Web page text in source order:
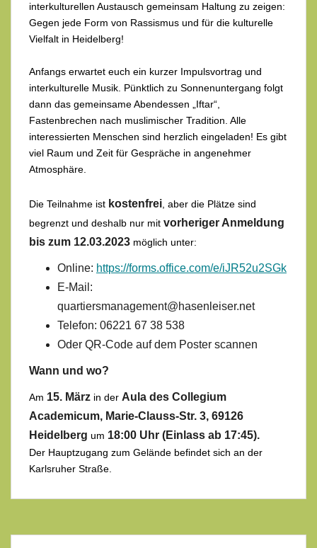
interkulturellen Austausch gemeinsam Haltung zu zeigen:
Gegen jede Form von Rassismus und für die kulturelle
Vielfalt in Heidelberg!
Anfangs erwartet euch ein kurzer Impulsvortrag und
interkulturelle Musik. Pünktlich zu Sonnenuntergang folgt
dann das gemeinsame Abendessen „Iftar“,
Fastenbrechen nach muslimischer Tradition. Alle
interessierten Menschen sind herzlich eingeladen! Es gibt
viel Raum und Zeit für Gespräche in angenehmer
Atmosphäre.
Die Teilnahme ist kostenfrei , aber die Plätze sind
begrenzt und deshalb nur mit vorheriger Anmeldung
bis zum 12.03.2023 möglich unter:
Online: https://forms.office.com/e/iJR52u2SGk
E-Mail:
quartiersmanagement@hasenleiser.net
Telefon: 06221 67 38 538
Oder QR-Code auf dem Poster scannen
Wann und wo?
Am 15. März in der Aula des Collegium
Academicum, Marie-Clauss-Str. 3, 69126
Heidelberg um 18:00 Uhr (Einlass ab 17:45).
Der Hauptzugang zum Gelände befindet sich an der
Karlsruher Straße.